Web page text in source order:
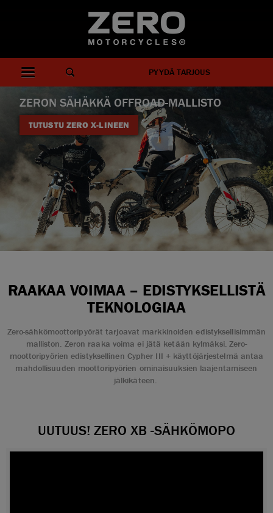
PYYDÄ TARJOUS
ZERON SÄHÄKKÄ OFFROAD-MALLISTO
TUTUSTU ZERO X-LINEEN
RAAKAA VOIMAA – EDISTYKSELLISTÄ
TEKNOLOGIAA
Zero-sähkömoottoripyörät tarjoavat markkinoiden edistyksellisimmän
malliston. Zeron raaka voima ei jätä ketään kylmäksi. Zero-
moottoripyörien edistyksellinen Cypher III + käyttöjärjestelmä antaa
mahdollisuuden moottoripyörien ominaisuuksien laajentamiseen
jälkikäteen.
UUTUUS! ZERO XB -SÄHKÖMOPO